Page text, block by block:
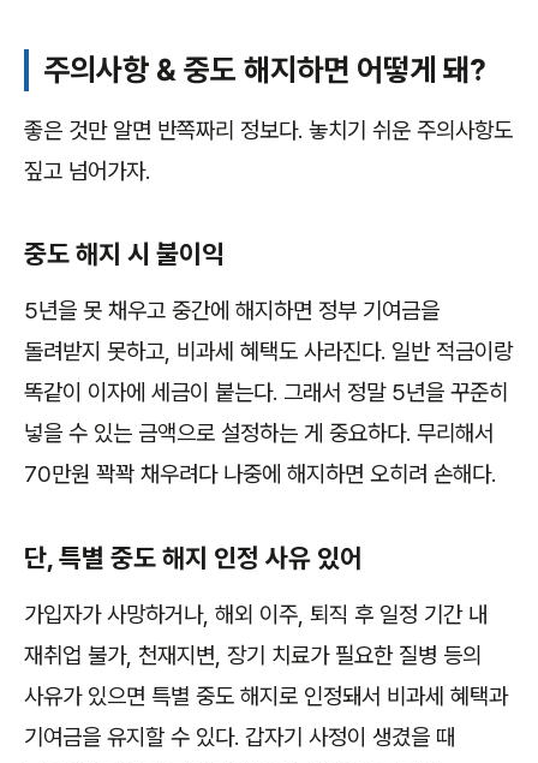
주의사항 & 중도 해지하면 어떻게 돼?
좋은 것만 알면 반쪽짜리 정보다. 놓치기 쉬운 주의사항도
짚고 넘어가자.
중도 해지 시 불이익
5년을 못 채우고 중간에 해지하면 정부 기여금을
돌려받지 못하고, 비과세 혜택도 사라진다. 일반 적금이랑
똑같이 이자에 세금이 붙는다. 그래서 정말 5년을 꾸준히
넣을 수 있는 금액으로 설정하는 게 중요하다. 무리해서
70만원 꽉꽉 채우려다 나중에 해지하면 오히려 손해다.
단, 특별 중도 해지 인정 사유 있어
가입자가 사망하거나, 해외 이주, 퇴직 후 일정 기간 내
재취업 불가, 천재지변, 장기 치료가 필요한 질병 등의
사유가 있으면 특별 중도 해지로 인정돼서 비과세 혜택과
기여금을 유지할 수 있다. 갑자기 사정이 생겼을 때